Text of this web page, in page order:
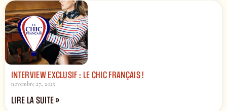
INTERVIEW EXCLUSIF : LE CHIC FRANÇAIS !
novembre 27, 2025
LIRE LA SUITE »